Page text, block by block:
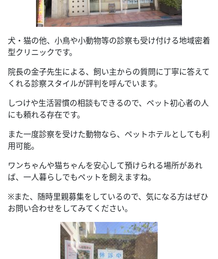
犬・猫の他、小鳥や小動物等の診察も受け付ける地域密着
型クリニックです。
院長の金子先生による、飼い主からの質問に丁寧に答えて
くれる診察スタイルが評判を呼んでいます。
しつけや生活習慣の相談もできるので、ペット初心者の人
にも頼れる存在です。
また一度診察を受けた動物なら、ペットホテルとしても利
用可能。
ワンちゃんや猫ちゃんを安心して預けられる場所があれ
ば、一人暮らしでもペットを飼えますね。
※また、随時里親募集をしているので、気になる方はぜひ
お問い合わせをしてみてください。